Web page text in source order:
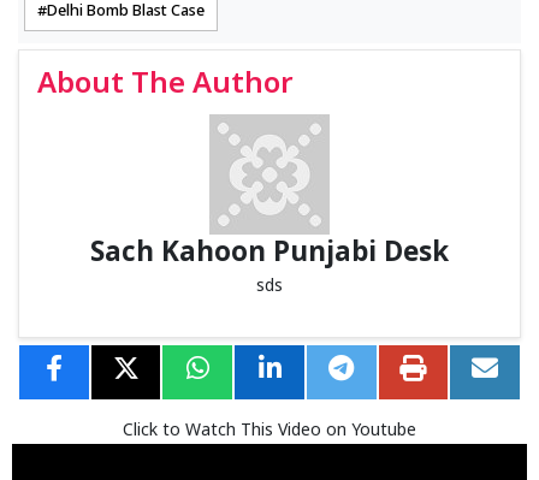
Delhi Bomb Blast Case
About The Author
Sach Kahoon Punjabi Desk
sds
Click to Watch This Video on Youtube